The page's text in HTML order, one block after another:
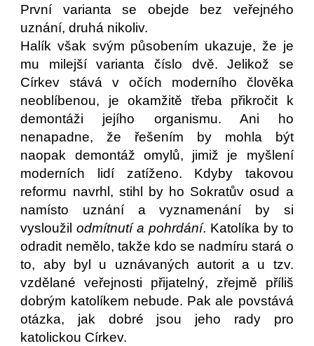
První varianta se obejde bez veřejného
uznání, druhá nikoliv.
Halík však svým působením ukazuje, že je
mu milejší varianta číslo dvě. Jelikož se
Církev stává v očích moderního člověka
neoblíbenou, je okamžitě třeba přikročit k
demontáži jejího organismu. Ani ho
nenapadne, že řešením by mohla být
naopak demontáž omylů, jimiž je myšlení
moderních lidí zatíženo. Kdyby takovou
reformu navrhl, stihl by ho Sokratův osud a
namísto uznání a vyznamenání by si
vysloužilodmítnutí a pohrdání. Katolíka by to
odradit nemělo, takže kdo se nadmíru stará o
to, aby byl u uznávaných autorit a u tzv.
vzdělané veřejnosti přijatelný, zřejmě příliš
dobrým katolíkem nebude. Pak ale povstává
otázka, jak dobré jsou jeho rady pro
katolickou Církev.